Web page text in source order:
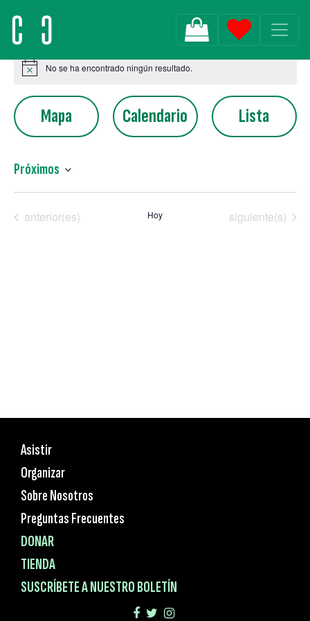
MAIN NAVIGATION
Aviso No se ha encontrado ningún resultado.
Mapa Calendario Lista
Próximos
Selecciona
fecha.
Clubes de Escucha
anterior(es) Hoy Clubes de
siguiente(s)
Asistir
Organizar
Sobre Nosotros
Preguntas Frecuentes
DONAR
TIENDA
SUSCRÍBETE A NUESTRO BOLETÍN